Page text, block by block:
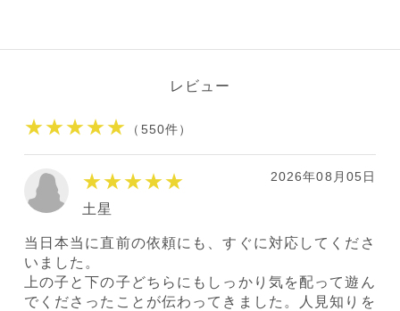
レビュー
★★★★★ （550件）
★★★★★ 2026年08月05日
土星
当日本当に直前の依頼にも、すぐに対応してくださ
いました。
上の子と下の子どちらにもしっかり気を配って遊ん
でくださったことが伝わってきました。人見知りを